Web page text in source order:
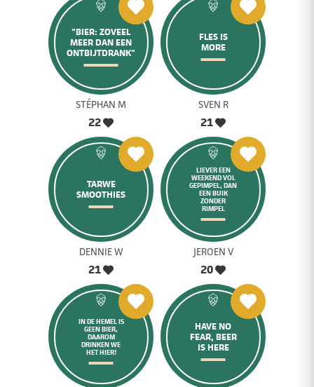
"BIER: ZOVEEL
MEER DAN EEN
ONTBIJTDRANK"
STÉPHAN M
22
FLES IS
MORE
SVEN R
21
TARWE
SMOOTHIES
DENNIE W
21
LIEVER EEN
WEEKEND VOL
GEPIMPEL, DAN
EEN BUIK
ZONDER
RIMPEL
JEROEN V
20
IN DE HEMEL IS
GEEN BIER,
DAAROM
DRINKEN WE
HET HIER!
HAVE NO
FEAR, BEER
IS HERE